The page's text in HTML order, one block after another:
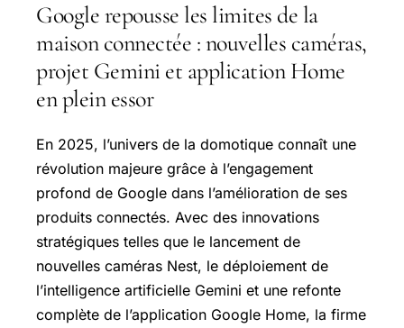
Google repousse les limites de la
maison connectée : nouvelles caméras,
projet Gemini et application Home
en plein essor
En 2025, l’univers de la domotique connaît une
révolution majeure grâce à l’engagement
profond de Google dans l’amélioration de ses
produits connectés. Avec des innovations
stratégiques telles que le lancement de
nouvelles caméras Nest, le déploiement de
l’intelligence artificielle Gemini et une refonte
complète de l’application Google Home, la firme